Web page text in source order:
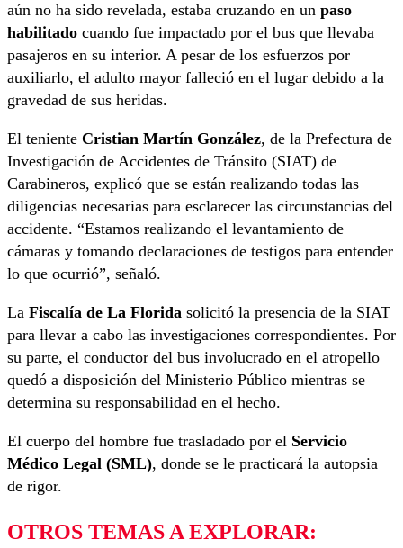
aún no ha sido revelada, estaba cruzando en un paso
habilitado cuando fue impactado por el bus que llevaba
pasajeros en su interior. A pesar de los esfuerzos por
auxiliarlo, el adulto mayor falleció en el lugar debido a la
gravedad de sus heridas.
El teniente Cristian Martín González, de la Prefectura de
Investigación de Accidentes de Tránsito (SIAT) de
Carabineros, explicó que se están realizando todas las
diligencias necesarias para esclarecer las circunstancias del
accidente. “Estamos realizando el levantamiento de
cámaras y tomando declaraciones de testigos para entender
lo que ocurrió”, señaló.
La Fiscalía de La Florida solicitó la presencia de la SIAT
para llevar a cabo las investigaciones correspondientes. Por
su parte, el conductor del bus involucrado en el atropello
quedó a disposición del Ministerio Público mientras se
determina su responsabilidad en el hecho.
El cuerpo del hombre fue trasladado por el Servicio
Médico Legal (SML), donde se le practicará la autopsia
de rigor.
OTROS TEMAS A EXPLORAR: